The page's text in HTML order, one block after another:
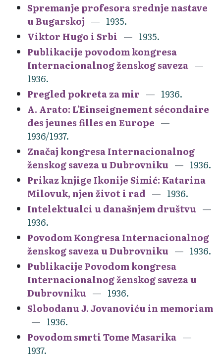
Spremanje profesora srednje nastave
u Bugarskoj
1935.
Viktor Hugo i Srbi
1935.
Publikacije povodom kongresa
Internacionalnog ženskog saveza
1936.
Pregled pokreta za mir
1936.
A. Arato: L'Einseignement sécondaire
des jeunes filles en Europe
1936/1937.
Značaj kongresa Internacionalnog
ženskog saveza u Dubrovniku
1936.
Prikaz knjige Ikonije Simić: Katarina
Milovuk, njen život i rad
1936.
Intelektualci u današnjem društvu
1936.
Povodom Kongresa Internacionalnog
ženskog saveza u Dubrovniku
1936.
Publikacije Povodom kongresa
Internacionalnog ženskog saveza u
Dubrovniku
1936.
Slobodanu J. Jovanoviću in memoriam
1936.
Povodom smrti Tome Masarika
1937.